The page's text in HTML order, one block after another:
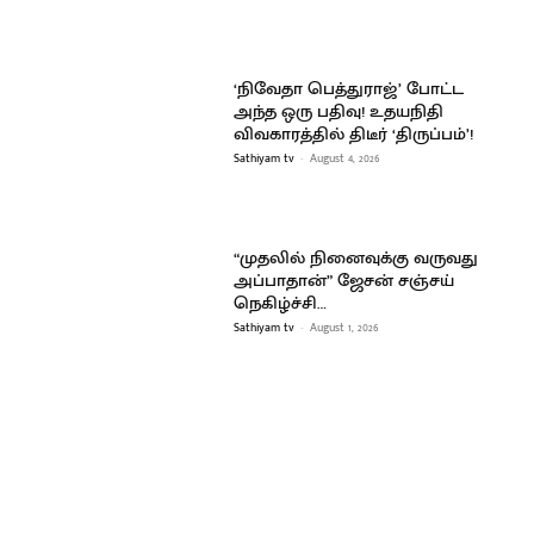
‘நிவேதா பெத்துராஜ்’ போட்ட
அந்த ஒரு பதிவு! உதயநிதி
விவகாரத்தில் திடீர் ‘திருப்பம்’!
Sathiyam tv - August 4, 2026
“முதலில் நினைவுக்கு வருவது
அப்பாதான்” ஜேசன் சஞ்சய்
நெகிழ்ச்சி…
Sathiyam tv - August 1, 2026